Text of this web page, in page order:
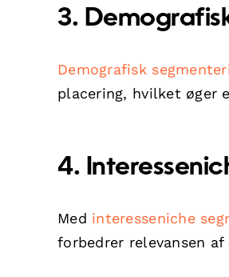
3.
Demografisk
placering, hvilket øger
4.
Med interesseniche
forbedrer relevansen af